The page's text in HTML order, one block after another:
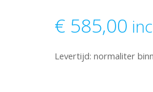
€585,00
Levertijd: normaliter